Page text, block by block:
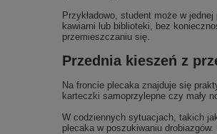
Przykładowo, student może w
kawiarni lub biblioteki, bez
przemieszczaniu się.
Przednia kieszeń z
Na froncie plecaka znajduje się
karteczki samoprzylepne czy mały
W codziennych sytuacjach, takich
plecaka w poszukiwaniu